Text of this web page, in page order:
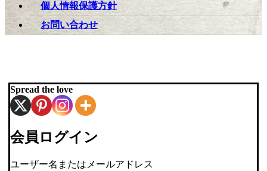
個人情報保護方針
お問い合わせ
Spread the love
会員ログイン
ユーザー名またはメールアドレス